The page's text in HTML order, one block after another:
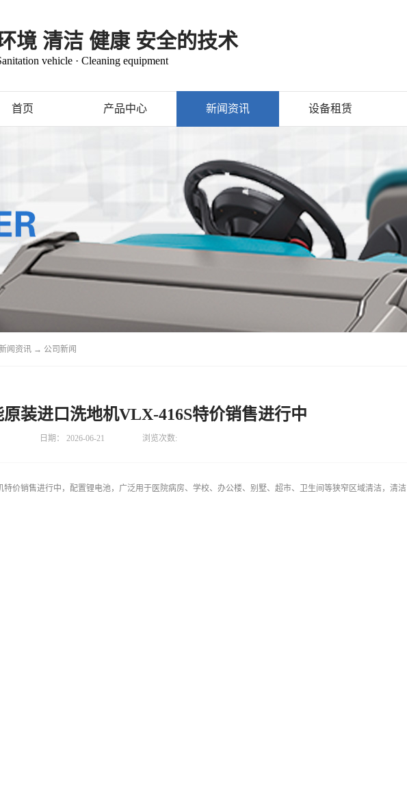
境 清洁 健康 安全的技术
vehicle · Cleaning equipment
首页 产品中心 新闻资讯 设备租赁
闻资讯 → 公司新闻
原装进口洗地机VLX-416S特价销售进行中
日期： 2026-06-21 浏览次数:
价销售进行中，配置锂电池，广泛用于医院病房、学校、办公楼、别墅、超市、卫生间等狭窄区域清洁，清洁